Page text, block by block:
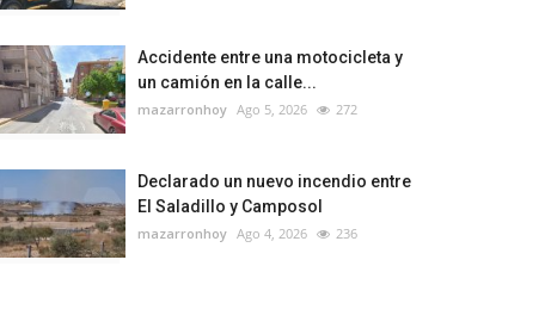
Accidente entre una motocicleta y
un camión en la calle...
mazarronhoy Ago 5, 2026 272
Declarado un nuevo incendio entre
El Saladillo y Camposol
mazarronhoy Ago 4, 2026 236